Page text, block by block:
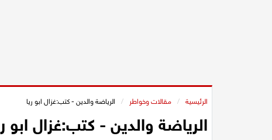
الرئيسية / مقالات وخواطر / الرياضة والدين - كتب:غزال ابو ريا
الرياضة والدين - كتب:غزال ابو